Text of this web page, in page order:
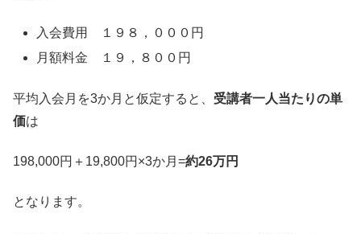
入会費用 １９８，０００円
月額料金 １９，８００円
平均入会月を3か月と仮定すると、 受講者一人当たりの単
価は
198,000円＋19,800円×3か月=約26万円
となります。